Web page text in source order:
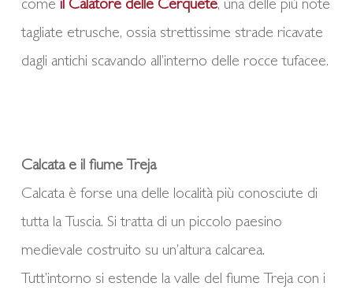
come il Calatore delle Cerquete, una delle più note
tagliate etrusche, ossia strettissime strade ricavate
dagli antichi scavando all’interno delle rocce tufacee.
Calcata e il fiume Treja
Calcata è forse una delle località più conosciute di
tutta la Tuscia. Si tratta di un piccolo paesino
medievale costruito su un’altura calcarea.
Tutt’intorno si estende la valle del fiume Treja con i